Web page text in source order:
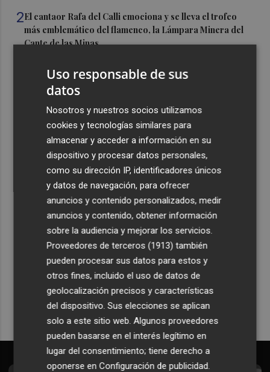
2El cantaor Rafa del Calli emociona y se lleva el trofeo
más emblemático del flamenco, la Lámpara Minera del
Cante de las Minas
con una victoria contra el Galatasaray
Kiat Lim preside por primera vez un partido en Mestalla
Recibe toda la actualidad de
Plaza Podcast en tu correo
Quiero suscribirme
Uso responsable de sus
datos
Nosotros y nuestros socios utilizamos
cookies y tecnologías similares para
almacenar y acceder a información en su
dispositivo y procesar datos personales,
como su dirección IP, identificadores únicos
y datos de navegación, para ofrecer
anuncios y contenido personalizados, medir
anuncios y contenido, obtener información
sobre la audiencia y mejorar los servicios.
Proveedores de terceros (1913) también
pueden procesar sus datos para estos y
otros fines, incluido el uso de datos de
geolocalización precisos y características
del dispositivo. Sus elecciones se aplican
solo a este sitio web. Algunos proveedores
pueden basarse en el interés legítimo en
lugar del consentimiento; tiene derecho a
oponerse enConfiguración de publicidad.